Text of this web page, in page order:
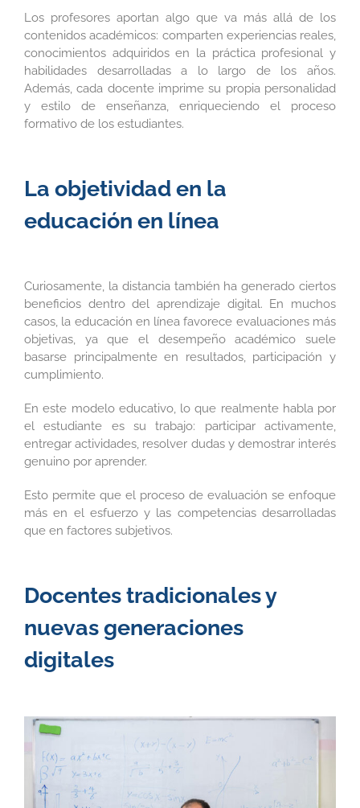
Los profesores aportan algo que va más allá de los
contenidos académicos: comparten experiencias reales,
conocimientos adquiridos en la práctica profesional y
habilidades desarrolladas a lo largo de los años.
Además, cada docente imprime su propia personalidad
y estilo de enseñanza, enriqueciendo el proceso
formativo de los estudiantes.
La objetividad en la
educación en línea
Curiosamente, la distancia también ha generado ciertos
beneficios dentro del aprendizaje digital. En muchos
casos, la educación en línea favorece evaluaciones más
objetivas, ya que el desempeño académico suele
basarse principalmente en resultados, participación y
cumplimiento.
En este modelo educativo, lo que realmente habla por
el estudiante es su trabajo: participar activamente,
entregar actividades, resolver dudas y demostrar interés
genuino por aprender.
Esto permite que el proceso de evaluación se enfoque
más en el esfuerzo y las competencias desarrolladas
que en factores subjetivos.
Docentes tradicionales y
nuevas generaciones
digitales